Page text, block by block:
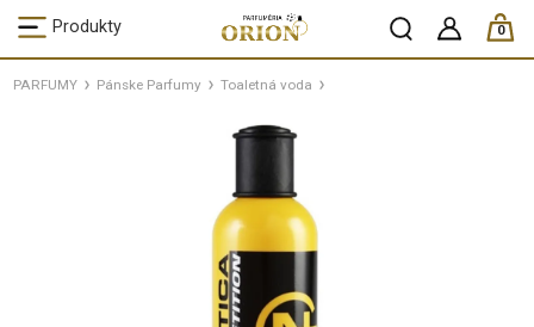
Produkty 0
ks /
PARFUMY Pánske Parfumy Toaletná voda